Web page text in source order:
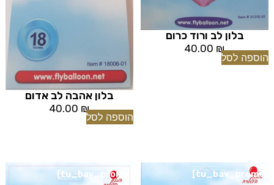
בלון לב ורוד כרום
40.00 ₪
הוספה לסל
בלון אהבה לב אדום
40.00 ₪
הוספה לסל